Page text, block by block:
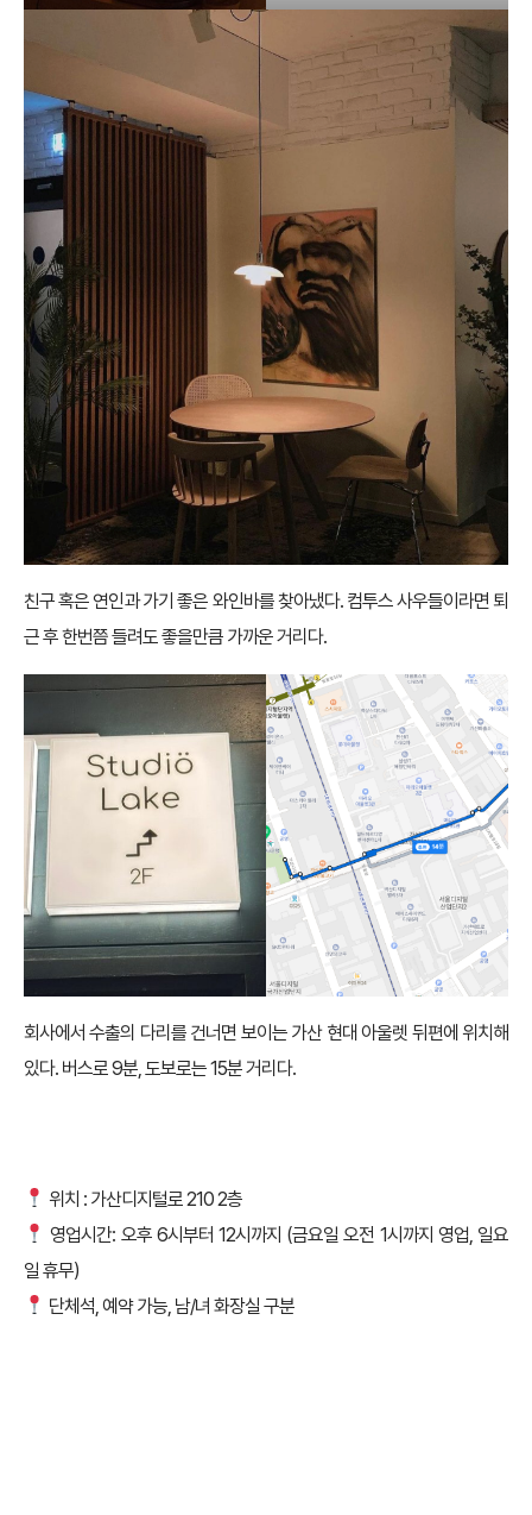
친구 혹은 연인과 가기 좋은 와인바를 찾아냈다. 컴투스 사우들이라면 퇴
근 후 한번쯤 들려도 좋을만큼 가까운 거리다.
회사에서 수출의 다리를 건너면 보이는 가산 현대 아울렛 뒤편에 위치해
있다. 버스로 9분, 도보로는 15분 거리다.
위치 : 가산디지털로 210 2층
영업시간: 오후 6시부터 12시까지 (금요일 오전 1시까지 영업, 일요
일 휴무)
단체석, 예약 가능, 남/녀 화장실 구분